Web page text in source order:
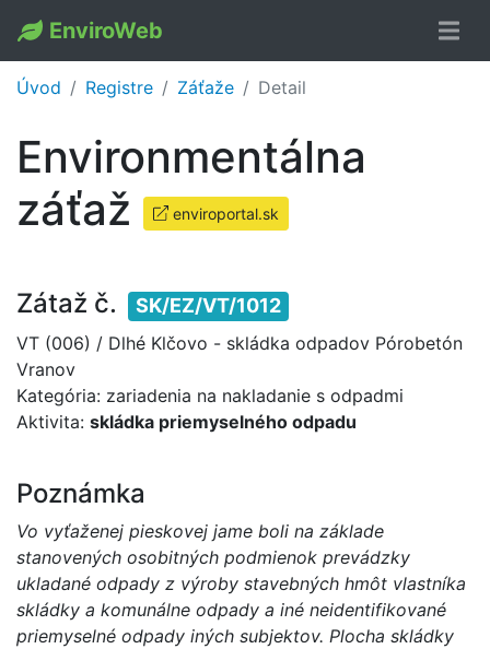
EnviroWeb
Úvod Registre Záťaže Detail
Environmentálna
záťaž
enviroportal.sk
Zátaž č. SK/EZ/VT/1012
VT (006) / Dlhé Klčovo - skládka odpadov Pórobetón
Vranov
Kategória: zariadenia na nakladanie s odpadmi
Aktivita: skládka priemyselného odpadu
Poznámka
Vo vyťaženej pieskovej jame boli na základe
stanovených osobitných podmienok prevádzky
ukladané odpady z výroby stavebných hmôt vlastníka
skládky a komunálne odpady a iné neidentifikované
priemyselné odpady iných subjektov. Plocha skládky